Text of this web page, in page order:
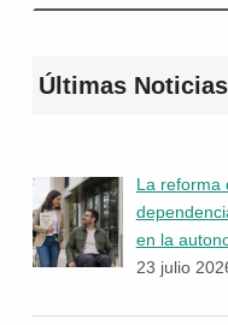
Últimas Noticias
La reforma
en la
23 julio